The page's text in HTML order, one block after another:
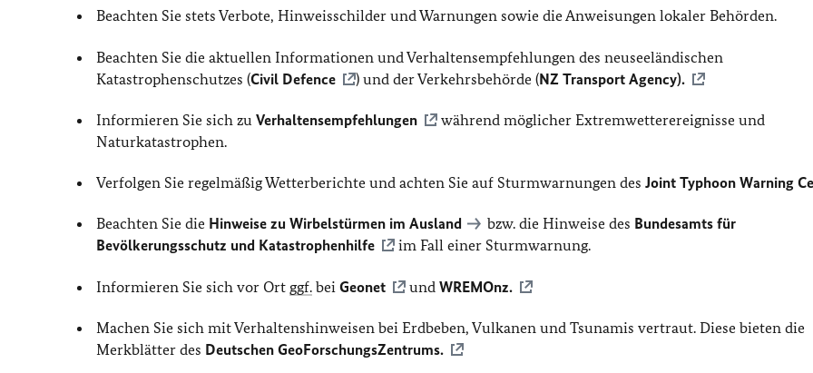
Beachten Sie stets Verbote, Hinweisschilder und Warnungen sowie die Anweisungen lokaler Behörden.
Beachten Sie die aktuellen Informationen und Verhaltensempfehlungen des neuseeländischen
Katastrophenschutzes (Civil Defence ) und der Verkehrsbehörde (NZ Transport Agency).
Informieren Sie sich zuVerhaltensempfehlungen
während möglicher Extremwetterereignisse und
Naturkatastrophen.
Verfolgen Sie regelmäßig Wetterberichte und achten Sie auf Sturmwarnungen desJoint Typhoon Warning
Beachten Sie die Hinweise zu Wirbelstürmen im Ausland bzw. die Hinweise des Bundesamts für
Bevölkerungsschutz und Katastrophenhilfe
im Fall einer Sturmwarnung.
Informieren Sie sich vor Ort ggf. beiGeonet undWREMOnz.
Machen Sie sich mit Verhaltenshinweisen bei Erdbeben, Vulkanen und Tsunamis vertraut. Diese bieten die
Merkblätter des Deutschen GeoForschungsZentrums.